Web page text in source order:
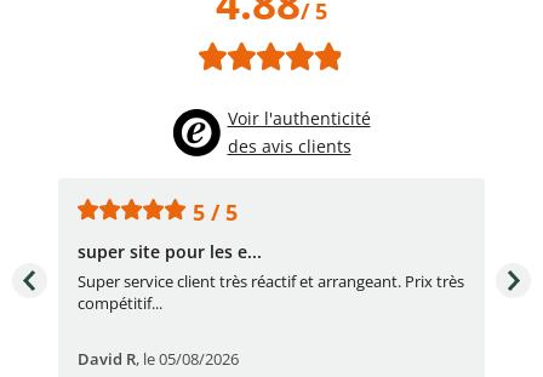
/ 5
Voir l'authenticité
des avis clients
5 / 5
super site pour les e...
Super service client très réactif et arrangeant. Prix très
compétitif...
David R, le 05/08/2026